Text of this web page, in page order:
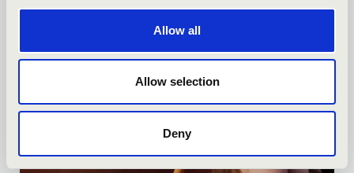
Allow all
Allow selection
Deny